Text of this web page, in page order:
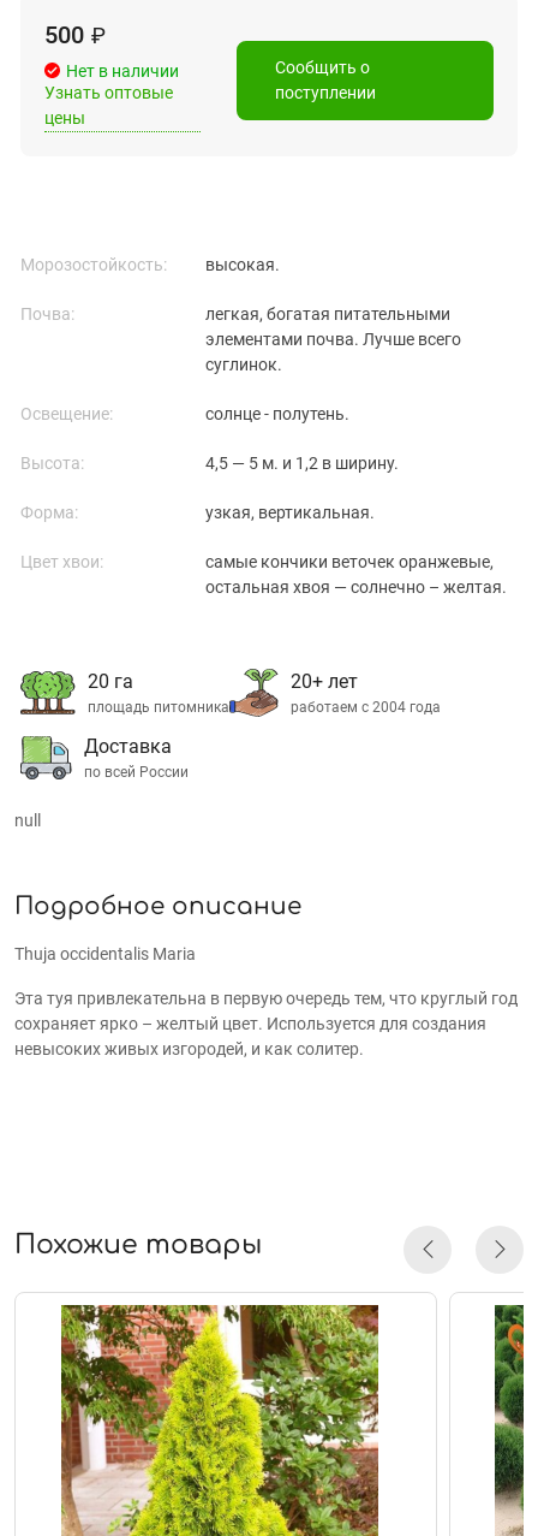
500 ₽
Нет в наличии
Узнать оптовые
цены
Сообщить о
поступлении
Морозостойкость: высокая.
Почва:
легкая, богатая питательными
элементами почва. Лучше всего
суглинок.
Освещение: солнце - полутень.
Высота: 4,5 — 5 м. и 1,2 в ширину.
Форма: узкая, вертикальная.
Цвет хвои:
самые кончики веточек оранжевые,
остальная хвоя — солнечно – желтая.
20 га
площадь питомника
20+ лет
работаем с 2004 года
Доставка
по всей России
null
Подробное описание
Thuja occidentalis Maria
Эта туя привлекательна в первую очередь тем, что круглый год
сохраняет ярко – желтый цвет. Используется для создания
невысоких живых изгородей, и как солитер.
Похожие товары